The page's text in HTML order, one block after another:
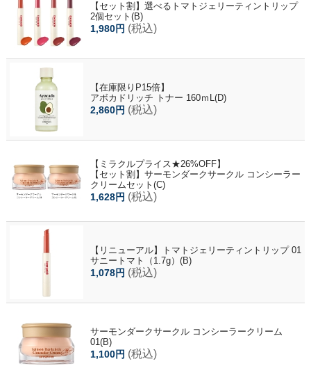
【セット割】選べるトマトジェリーティントリップ
2個セット(B)
1,980円 (税込)
【在庫限りP15倍】
アボカドリッチ トナー 160ｍL(D)
2,860円 (税込)
【ミラクルプライス★26%OFF】
【セット割】サーモンダークサークル コンシーラー
クリームセット(C)
1,628円 (税込)
【リニューアル】トマトジェリーティントリップ 01
サニートマト（1.7g）(B)
1,078円 (税込)
サーモンダークサークル コンシーラークリーム
01(B)
1,100円 (税込)